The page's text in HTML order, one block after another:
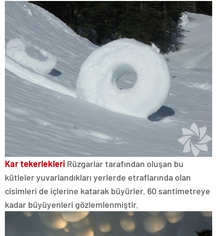
Kar tekerlekleri Rüzgarlar tarafından oluşan bu
kütleler yuvarlandıkları yerlerde etraflarında olan
cisimleri de içlerine katarak büyürler. 60 santimetreye
kadar büyüyenleri gözlemlenmiştir.